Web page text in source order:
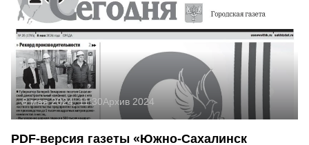
8 мая 2024, 11:30Архив 2024
PDF-версия газеты «Южно-Сахалинск